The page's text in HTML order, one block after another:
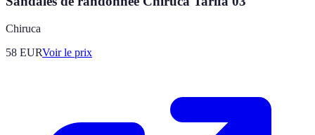
Chiruca
58 EURVoir le prix